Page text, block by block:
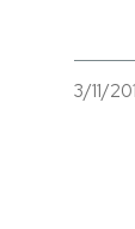
3/11/